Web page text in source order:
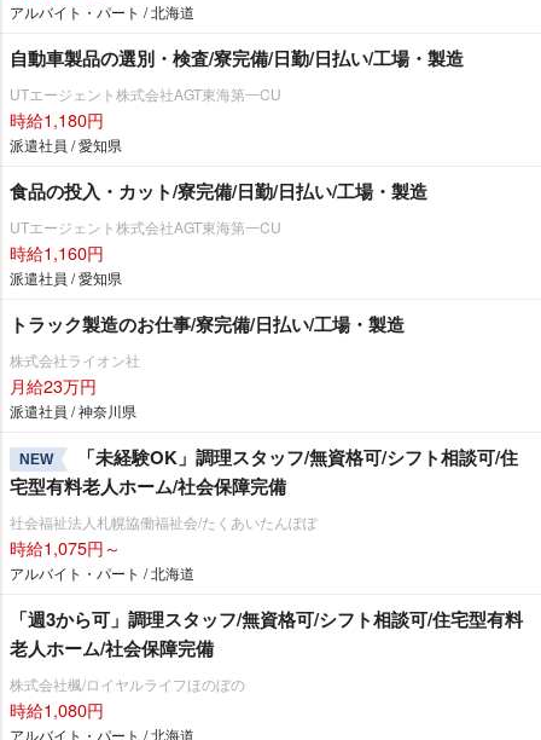
アルバイト・パート / 北海道
自動車製品の選別・検査/寮完備/日勤/日払い/工場・製造
UTエージェント株式会社AGT東海第一CU
時給1,180円
派遣社員 / 愛知県
食品の投入・カット/寮完備/日勤/日払い/工場・製造
UTエージェント株式会社AGT東海第一CU
時給1,160円
派遣社員 / 愛知県
トラック製造のお仕事/寮完備/日払い/工場・製造
株式会社ライオン社
月給23万円
派遣社員 / 神奈川県
NEW
「未経験OK」調理スタッフ/無資格可/シフト相談可/住
宅型有料老人ホーム/社会保障完備
社会福祉法人札幌協働福祉会/たくあいたんぽぽ
時給1,075円～
アルバイト・パート / 北海道
「週3から可」調理スタッフ/無資格可/シフト相談可/住宅型有料
老人ホーム/社会保障完備
株式会社楓/ロイヤルライフほのぼの
時給1,080円
アルバイト・パート / 北海道